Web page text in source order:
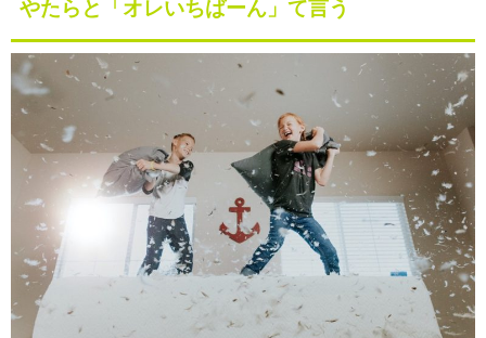
やたらと「オレいちばーん」て言う